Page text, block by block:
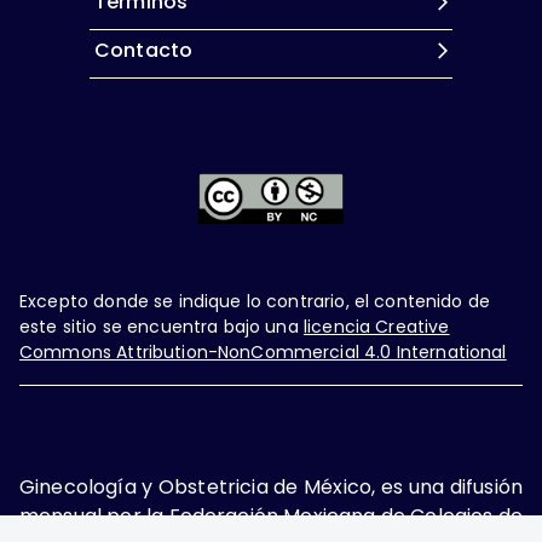
Contacto
Excepto donde se indique lo contrario, el contenido de
este sitio se encuentra bajo una licencia Creative
Commons Attribution-NonCommercial 4.0 International
Ginecología y Obstetricia de México, es una difusión
mensual por la Federación Mexicana de Colegios de